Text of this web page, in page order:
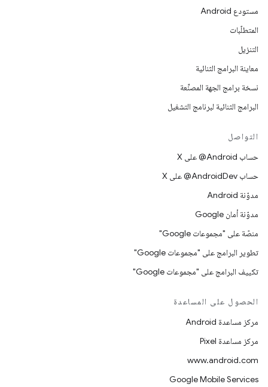
مستودع Android
المتطلّبات
التنزيل
معاينة البرامج الثنائية
نسخة برامج الجهة المصنِّعة
البرامج الثنائية لبرنامج التشغيل
التواصل
حساب ‎@Android على X
حساب ‎@AndroidDev على X
مدوّنة Android
مدوّنة أمان Google
منصّة على "مجموعات Google"
تطوير البرامج على "مجموعات Google"
تكييف البرامج على "مجموعات Google"
الحصول على المساعدة
مركز مساعدة Android
مركز مساعدة Pixel
www.android.com
Google Mobile Services